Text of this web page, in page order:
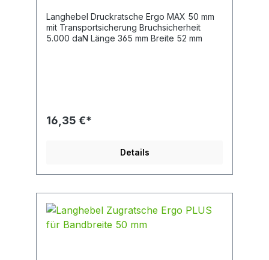
Langhebel Druckratsche Ergo MAX 50 mm
mit Transportsicherung Bruchsicherheit
5.000 daN Länge 365 mm Breite 52 mm
16,35 €*
Details